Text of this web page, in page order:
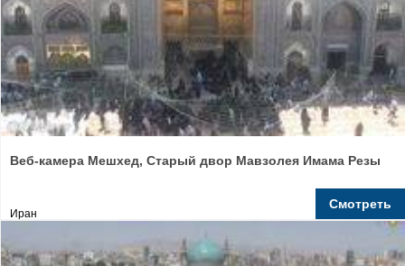
Веб-камера Мешхед, Старый двор Мавзолея Имама Резы
Иран
Смотреть